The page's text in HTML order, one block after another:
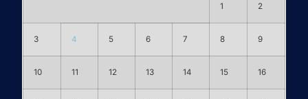
1 2
3 4 5 6 7 8 9
10 11 12 13 14 15 16